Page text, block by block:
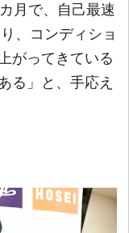
月で、自己最速
、コンディショ
がってきている
る」と、手応え